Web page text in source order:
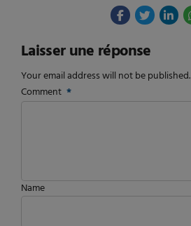
Laisser une réponse
Your email address will not be published.
Comment *
Name